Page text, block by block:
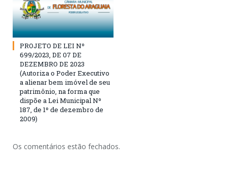
PROJETO DE LEI Nº
699/2023, DE 07 DE
DEZEMBRO DE 2023
(Autoriza o Poder Executivo
a alienar bem imóvel de seu
patrimônio, na forma que
dispõe a Lei Municipal Nº
187, de 1º de dezembro de
2009)
Os comentários estão fechados.